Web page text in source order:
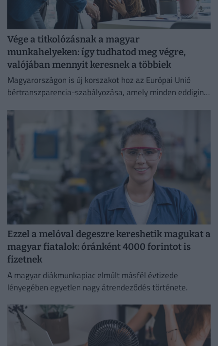
Vége a titkolózásnak a magyar
munkahelyeken: így tudhatod meg végre,
valójában mennyit keresnek a többiek
Magyarországon is új korszakot hoz az Európai Unió
bértranszparencia-szabályozása, amely minden eddiginél
Ezzel a melóval degeszre kereshetik magukat a
magyar fiatalok: óránként 4000 forintot is
fizetnek
A magyar diákmunkapiac elmúlt másfél évtizede
lényegében egyetlen nagy átrendeződés története.